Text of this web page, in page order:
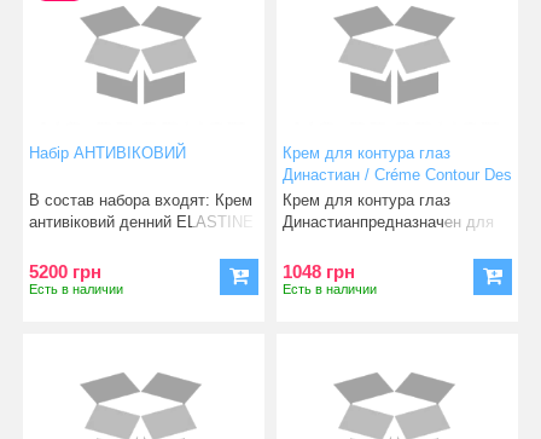
Набір АНТИВІКОВИЙ
В состав набора входят: Крем
антивіковий денний ELASTINE
5200 грн
Есть в наличии
Крем для контура глаз
Династиан / Créme Contour Des
Yeux Dynastiane
Крем для контура глаз
Династианпредназначен для
1048 грн
Есть в наличии